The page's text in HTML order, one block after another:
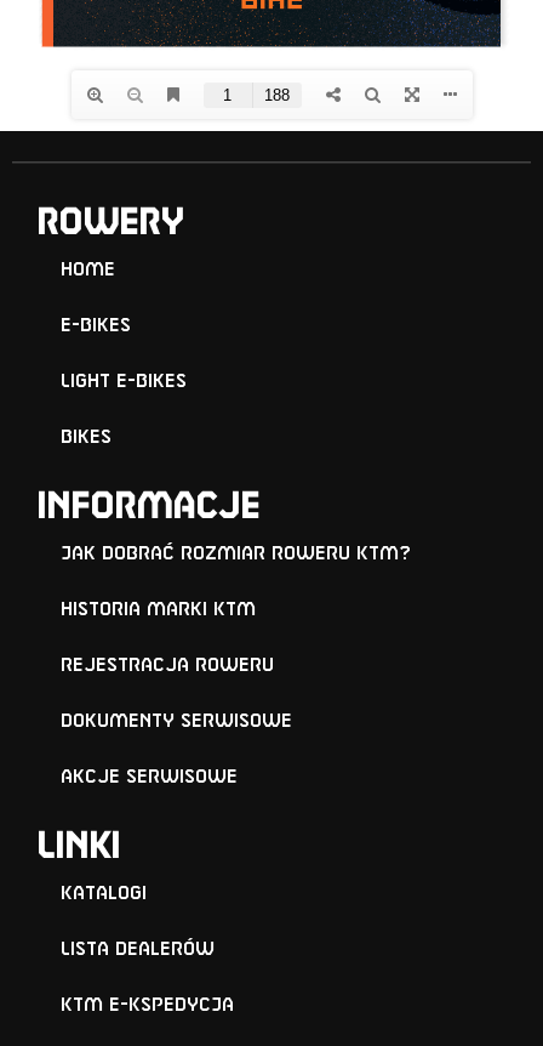
ROWERY
Home
E-Bikes
Light E-Bikes
Bikes
Informacje
Jak dobrać rozmiar roweru KTM?
Historia marki KTM
Rejestracja roweru
Dokumenty serwisowe
Akcje serwisowe
Linki
Katalogi
Lista Dealerów
KTM e-KSPEDYCJA